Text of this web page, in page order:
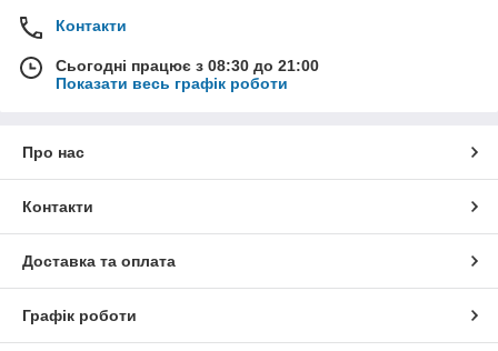
Контакти
Сьогодні працює з 08:30 до 21:00
Показати весь графік роботи
Про нас
Контакти
Доставка та оплата
Графік роботи